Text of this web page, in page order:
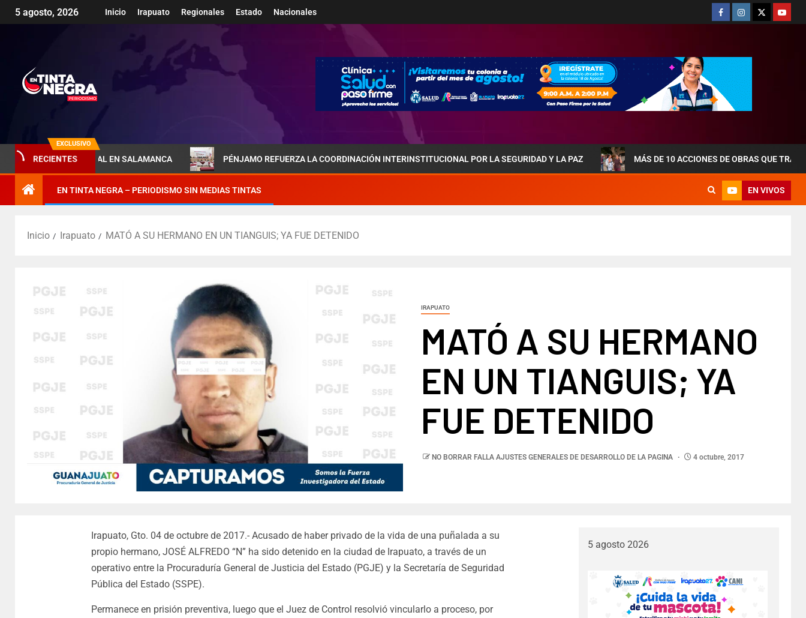
5 agosto, 2026 Inicio Irapuato Regionales Estado Nacionales
EXCLUSIVO
RECIENTES
PRESIDENCIAL EN SALAMANCA PÉNJAMO REFUERZA LA COORDINACIÓN INTERINSTITUCIONAL POR LA SEGURIDAD Y LA PAZ MÁS DE 10 ACCIONES DE OBRAS QUE
EN TINTA NEGRA – PERIODISMO SIN MEDIAS TINTAS EN VIVOS
Inicio Irapuato MATÓ A SU HERMANO EN UN TIANGUIS; YA FUE DETENIDO
IRAPUATO
MATÓ A SU HERMANO
EN UN TIANGUIS; YA
FUE DETENIDO
NO BORRAR FALLA AJUSTES GENERALES DE DESARROLLO DE LA PAGINA 4 octubre, 2017
Irapuato, Gto. 04 de octubre de 2017.- Acusado de haber privado de la vida de una puñalada a su
propio hermano, JOSÉ ALFREDO “N” ha sido detenido en la ciudad de Irapuato, a través de un
operativo entre la Procuraduría General de Justicia del Estado (PGJE) y la Secretaría de Seguridad
Pública del Estado (SSPE).
Permanece en prisión preventiva, luego que el Juez de Control resolvió vincularlo a proceso, por
5 agosto 2026